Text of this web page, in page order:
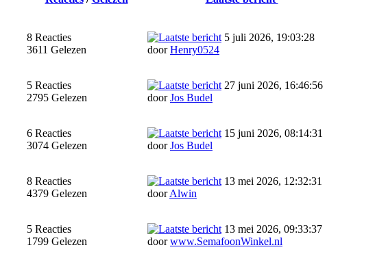
8 Reacties
3611 Gelezen
5 juli 2026, 19:03:28
doorHenry0524
5 Reacties
2795 Gelezen
27 juni 2026, 16:46:56
doorJos Budel
6 Reacties
3074 Gelezen
15 juni 2026, 08:14:31
doorJos Budel
8 Reacties
4379 Gelezen
13 mei 2026, 12:32:31
doorAlwin
5 Reacties
1799 Gelezen
13 mei 2026, 09:33:37
doorwww.SemafoonWinkel.nl